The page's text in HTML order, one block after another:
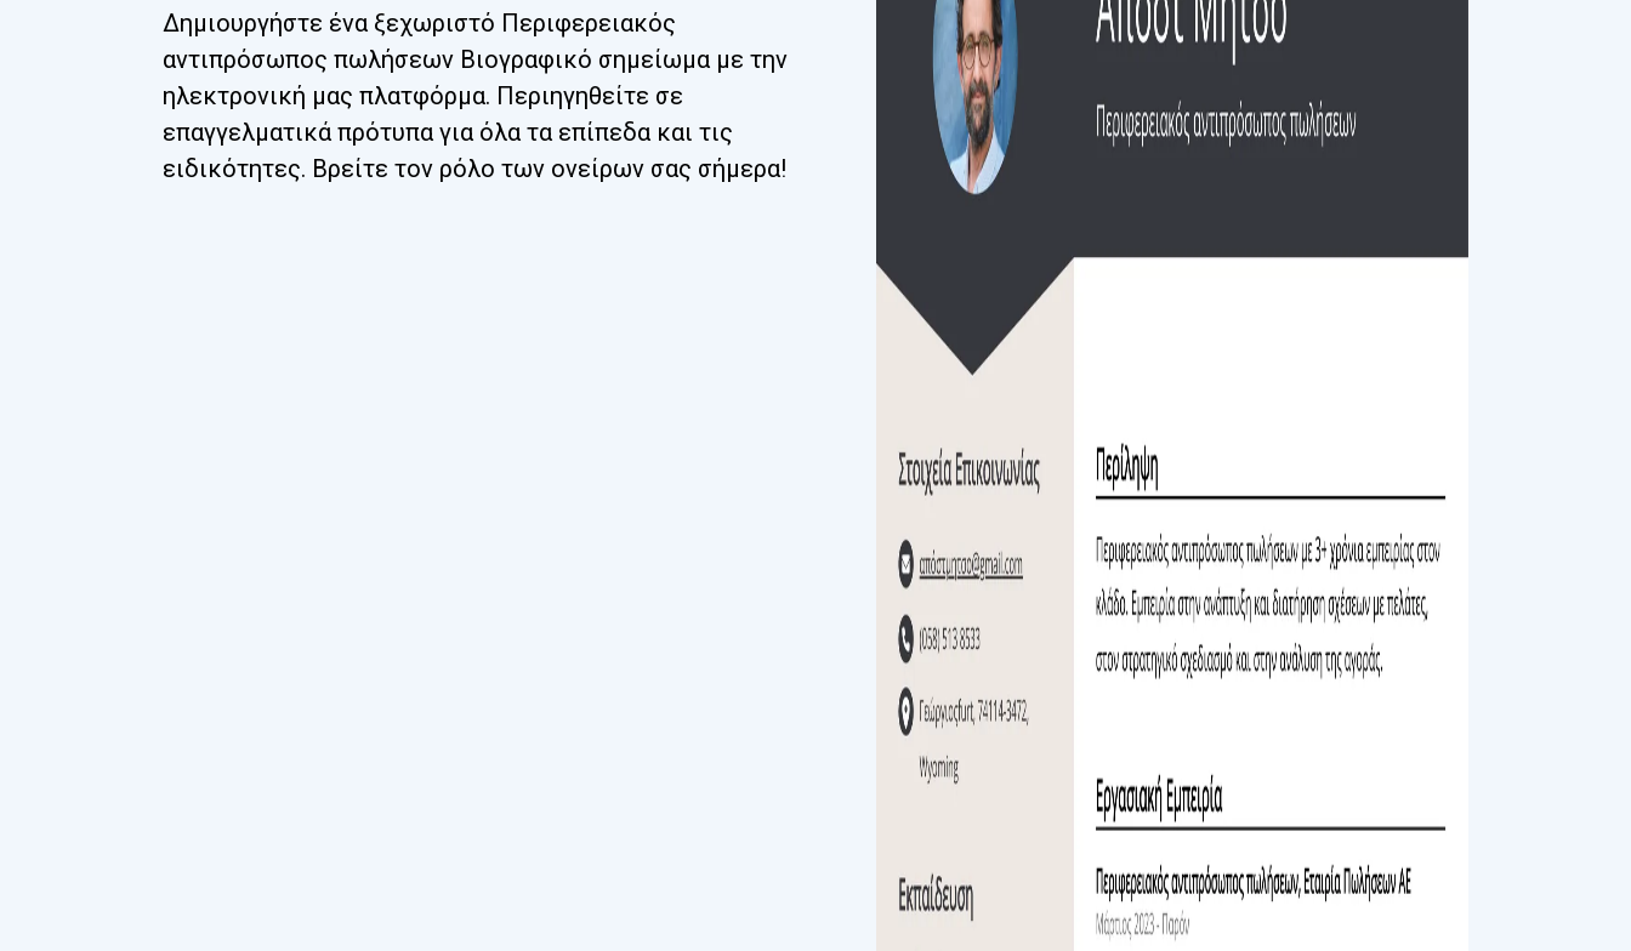
Δημιουργήστε ένα ξεχωριστό Περιφερειακός
αντιπρόσωπος πωλήσεων Βιογραφικό σημείωμα με την
ηλεκτρονική μας πλατφόρμα. Περιηγηθείτε σε
επαγγελματικά πρότυπα για όλα τα επίπεδα και τις
ειδικότητες. Βρείτε τον ρόλο των ονείρων σας σήμερα!